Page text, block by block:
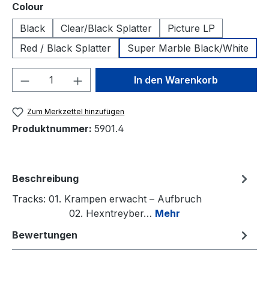
Colour
Black
Clear/Black Splatter
Picture LP
Red / Black Splatter
Super Marble Black/White
Produkt Anzahl: Gib denIn den Warenkorb
Zum Merkzettel hinzufügen
Produktnummer: 5901.4
Beschreibung
Tracks: 01. Krampen erwacht – Aufbruch
02. Hexntreyber… Mehr
Bewertungen